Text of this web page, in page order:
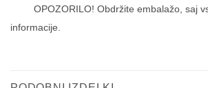
OPOZORILO! Obdržite embalažo, saj
informacije.